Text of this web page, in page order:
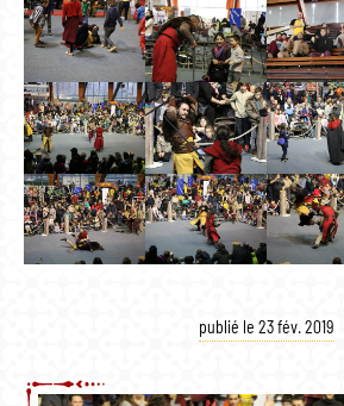
publié le 23 fév. 2019